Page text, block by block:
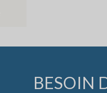
BESOIN